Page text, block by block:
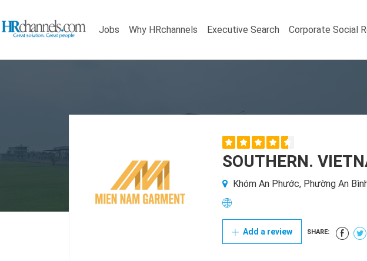
Jobs Why HRchannels Executive Search Corporate Social
SOUTHERN.
Khóm An Phước, Phường An
Add a review SHARE: